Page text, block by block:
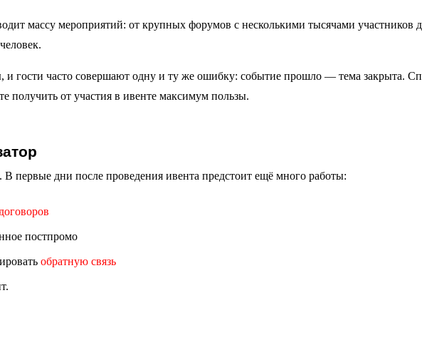
массу мероприятий: от крупных форумов с несколькими тысячами участников
и гости часто совершают одну и ту же ошибку: событие прошло — тема закрыта.
получить от участия в ивенте максимум пользы.
первые дни после проведения ивента предстоит ещё много работы:
договоров
постпромо
обратную связь